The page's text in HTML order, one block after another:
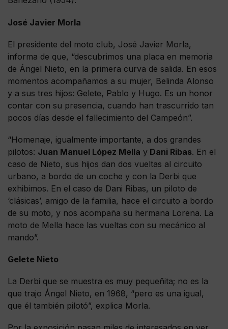
José Javier Morla
El presidente del moto club, José Javier Morla,
informa de que, “descubrimos una placa en memoria
de Ángel Nieto, en la primera curva de salida. En esos
momentos acompañamos a su mujer, Belinda Alonso
y a sus tres hijos: Gelete, Pablo y Hugo. Es un honor
contar con su presencia, cuando han trascurrido tan
pocos días desde el fallecimiento del Campeón”.
“Homenaje, igualmente importante, a dos grandes
pilotos: Juan Manuel López Mella y Dani Ribas. En el
caso de Nieto, sus hijos dan dos vueltas al circuito
urbano, a bordo de un coche y con la Derbi que
exhibimos. En el caso de Dani Ribas, un piloto de
‘clásicas’, amigo de la familia, hace el circuito a bordo
de su moto, y nos acompaña su hermana Lorena. La
moto de Mella hace las vueltas con su mecánico al
mando”.
Gelete Nieto
La Derbi que se muestra es muy pequeñita; no es la
que trajo Ángel Nieto, en 1968, “pero es una igual,
que él también pilotó”, explica Morla.